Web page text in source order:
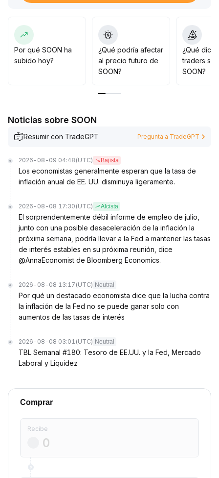
SOON para una asignación a medio y largo plazo sigue
siendo destacado
Recomendación estratégica: vigilar la solidez del
soporte a corto plazo, mantener una posición neutral-
alcista, entrar gradualmente durante las correcciones y
Por qué SOON ha
subido hoy?
¿Qué podría afectar
al precio futuro de
SOON?
¿Qué
traders
SOON?
Noticias sobre SOON
Resumir con TradeGPT Pregunta a TradeGPT
2026-08-09 04:48 (UTC) Bajista
Los economistas generalmente esperan que la tasa de
inflación anual de EE. UU. disminuya ligeramente.
2026-08-08 17:30 (UTC) Alcista
El sorprendentemente débil informe de empleo de julio,
junto con una posible desaceleración de la inflación la
próxima semana, podría llevar a la Fed a mantener las tasas
de interés estables en su próxima reunión, dice
@AnnaEconomist de Bloomberg Economics.
2026-08-08 13:17 (UTC) Neutral
Por qué un destacado economista dice que la lucha contra
la inflación de la Fed no se puede ganar solo con
aumentos de las tasas de interés
2026-08-08 03:01 (UTC) Neutral
TBL Semanal #180: Tesoro de EE.UU. y la Fed, Mercado
Laboral y Liquidez
Comprar
Recibe